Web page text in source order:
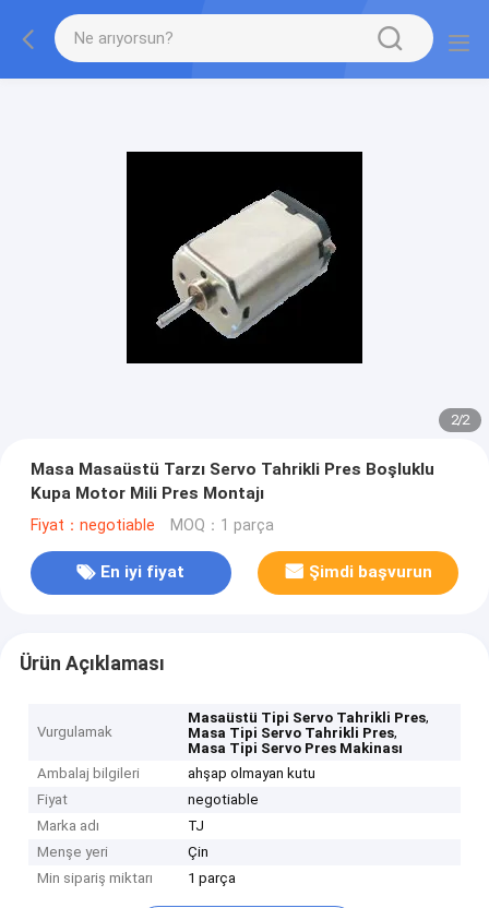
2/2
Masa Masaüstü Tarzı Servo Tahrikli Pres Boşluklu
Kupa Motor Mili Pres Montajı
Fiyat：negotiable MOQ：1 parça
En iyi fiyat Şimdi başvurun
Ürün Açıklaması
Vurgulamak
Masaüstü Tipi Servo Tahrikli Pres,
Masa Tipi Servo Tahrikli Pres,
Masa Tipi Servo Pres Makinası
Ambalaj bilgileri
ahşap olmayan kutu
Fiyat
negotiable
Marka adı
TJ
Menşe yeri
Çin
Min sipariş miktarı
1 parça